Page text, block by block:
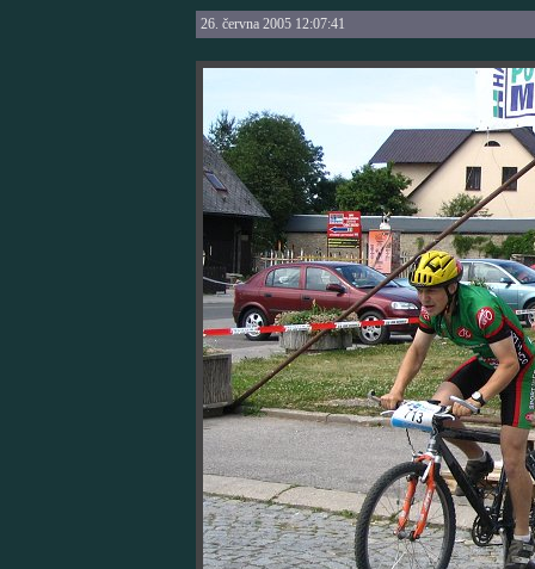
26. června 2005 12:07:41